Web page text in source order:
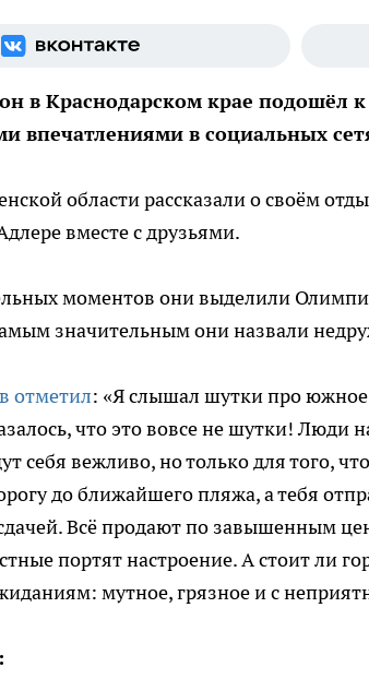
в Краснодарском крае подошёл
впечатлениями в социальных
области рассказали о своём
вместе с друзьями.
моментов они выделили
значительным они назвали
отметил: «Я слышал шутки про южное
что это вовсе не шутки!
себя вежливо, но только для того,
до ближайшего пляжа, а тебя
Всё продают по завышенным
портят настроение. А стоит ли
мутное, грязное и с